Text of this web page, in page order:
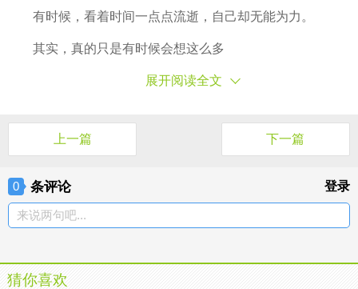
有时候，看着时间一点点流逝，自己却无能为力。
其实，真的只是有时候会想这么多
展开阅读全文
上一篇 下一篇
0 条评论 登录
来说两句吧...
猜你喜欢